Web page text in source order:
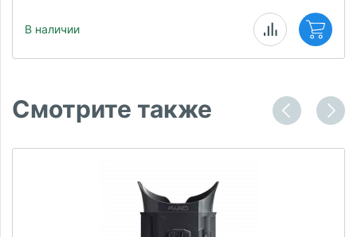
В наличии
Смотрите также